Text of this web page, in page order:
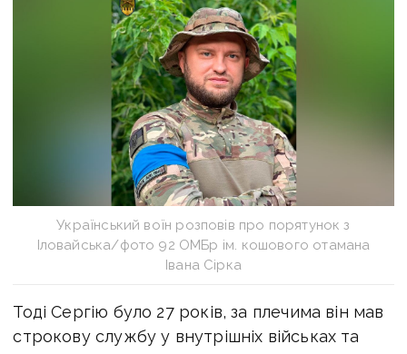
Український воїн розповів про порятунок з
Іловайська/фото 92 ОМБр ім. кошового отамана
Івана Сірка
Тоді Сергію було 27 років, за плечима він мав
строкову службу у внутрішніх військах та